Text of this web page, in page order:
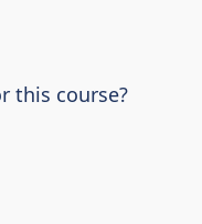
this course?